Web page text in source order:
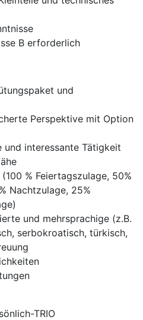
B erforderlich
und
Perspektive mit Option
und interessante Tätigkeit
% Feiertagszulage, 50%
Nachtzulage, 25%
und mehrsprachige (z.B.
serbokroatisch, türkisch,
TRIO